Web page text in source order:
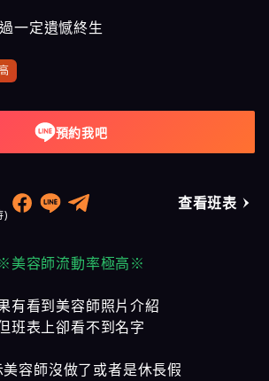
一定遺憾終生
預約我吧
)
查看班表
美容師流動率極高※
有看到美容師照片介紹
班表上卻看不到名字
容師沒做了或者是休長假